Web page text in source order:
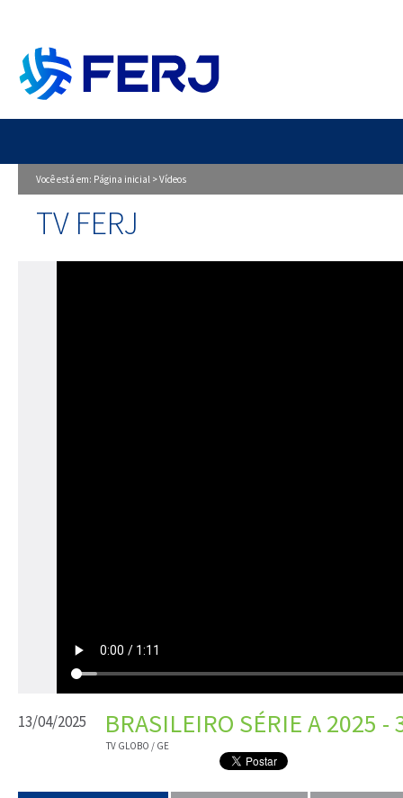
Você está em: Página inicial >Vídeos
TV FERJ
13/04/2025 BRASILEIRO SÉRIE A 2025 -
TV GLOBO / GE